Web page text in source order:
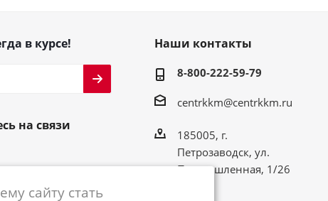
в курсе!
на связи
Наши контакты
8-800-222-59-79
centrkkm@centrkkm.ru
185005, г.
Петрозаводск, ул.
Промышленная, 1/26
сайту стать